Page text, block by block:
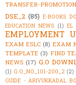
TRANSFER-PROMOTION
DSE_2 (85) E-BOOKS
EDUCATION NEWS (1) EL
EMPLOYMENT
EXAM ESLC (8) EXAM
TEMPLATE (3) FIND
NEWS (17) G.O
(1) G.O_NO_101-200_2 (2)
GUIDE - ARIVUKKADAL